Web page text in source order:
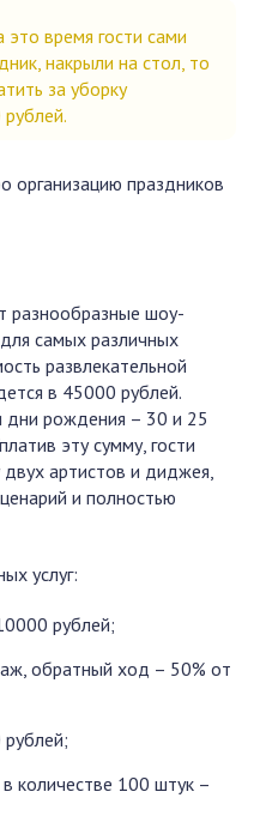
это время гости сами
накрыли на стол, то
за уборку
организацию праздников
разнообразные шоу-
самых различных
развлекательной
в 45000 рублей.
дни рождения – 30 и 25
эту сумму, гости
двух артистов и диджея,
и полностью
услуг:
рублей;
обратный ход – 50% от
количестве 100 штук –